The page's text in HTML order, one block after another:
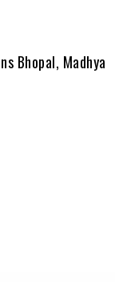
Bhopal, Madhya